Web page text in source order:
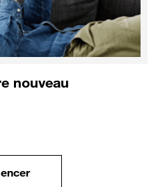
nouveau
tuto pour Commencer avec